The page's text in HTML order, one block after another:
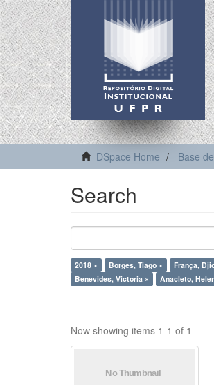
DSpace Home Base
Search
2018 × Borges, Tiago × França,
Benevides, Victoria ×
Anacleto,
Now showing items 1-1 of 1